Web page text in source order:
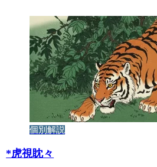
個別解説
*虎視眈々